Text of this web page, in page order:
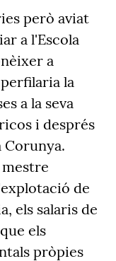
però aviat
a l'Escola
a
la
a la seva
i després
Corunya.
mestre
de
els salaris de
els
pròpies